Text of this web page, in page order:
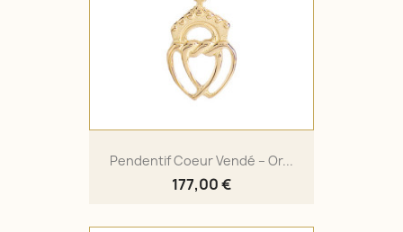
Pendentif Coeur Vendé – Or...
177,00 €